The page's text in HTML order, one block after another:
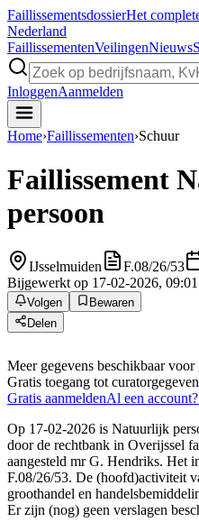
FaillissementsdossierHet
Nederland
FaillissementenVeilingenNieuws
InloggenAanmelden
Home›Faillissementen›Schuur
Faillissement
persoon
IJsselmuiden F.08/26/53
Bijgewerkt op 17-02-2026, 09:01
Volgen
Bewaren
Delen
Meer gegevens beschikbaar
Gratis toegang tot
Gratis aanmeldenAl een
Op 17-02-2026 is Natuurlijk
door de rechtbank in Overijssel
aangesteld mr G. Hendriks. Het
F.08/26/53. De (hoofd)activiteit
groothandel en
Er zijn (nog) geen verslagen